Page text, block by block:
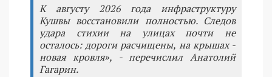
К августу 2026 года инфраструктуру
Кушвы восстановили полностью. Следов
удара стихии на улицах почти не
осталось: дороги расчищены, на крышах -
новая кровля», - перечислил Анатолий
Гагарин.